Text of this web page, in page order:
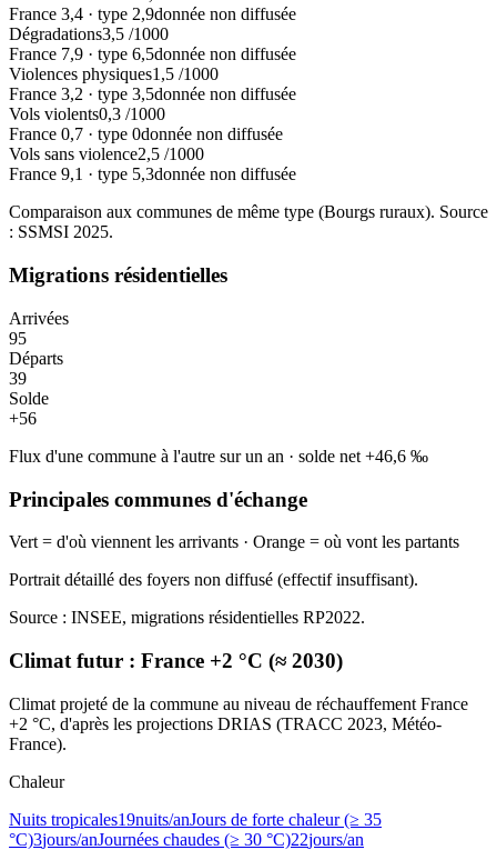
France 3,4 · type 2,9donnée non diffusée
Dégradations3,5 /1000
France 7,9 · type 6,5donnée non diffusée
Violences physiques1,5 /1000
France 3,2 · type 3,5donnée non diffusée
Vols violents0,3 /1000
France 0,7 · type 0donnée non diffusée
Vols sans violence2,5 /1000
France 9,1 · type 5,3donnée non diffusée
Comparaison aux communes de même type (Bourgs ruraux). Source
: SSMSI 2025.
Migrations résidentielles
Arrivées
95
Départs
39
Solde
+56
Flux d'une commune à l'autre sur un an · solde net +46,6 ‰
Principales communes d'échange
Vert = d'où viennent les arrivants · Orange = où vont les partants
Portrait détaillé des foyers non diffusé (effectif insuffisant).
Source : INSEE, migrations résidentielles RP2022.
Climat futur : France +2 °C (≈ 2030)
Climat projeté de la commune au niveau de réchauffement France
+2 °C, d'après les projections DRIAS (TRACC 2023, Météo-
France).
Chaleur
Nuits tropicales19nuits/anJours de forte chaleur (≥ 35
°C)3jours/anJournées chaudes (≥ 30 °C)22jours/an